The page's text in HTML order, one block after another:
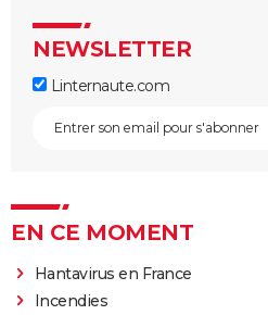
NEWSLETTER
Linternaute.com
EN CE MOMENT
Hantavirus en France
Incendies